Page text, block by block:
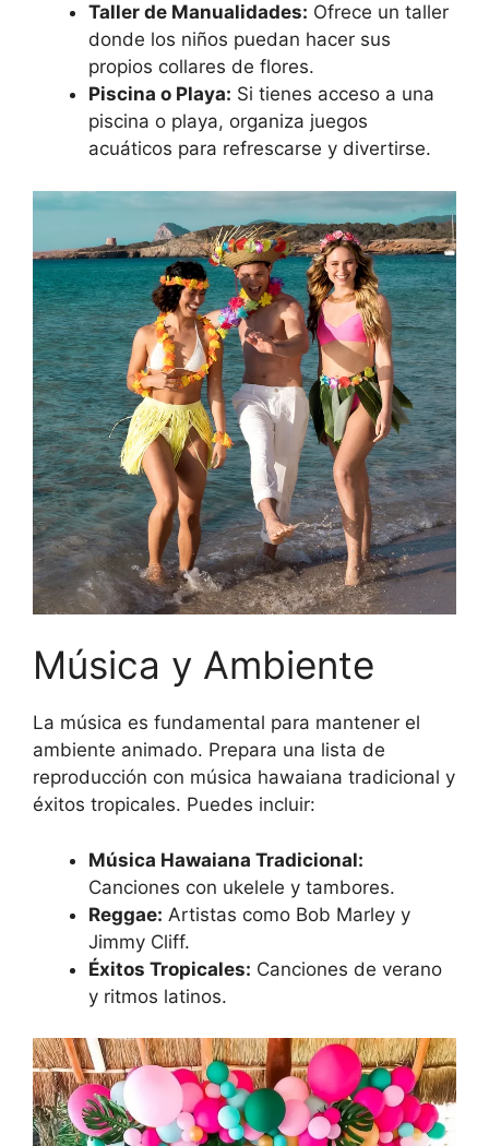
Taller de Manualidades: Ofrece un taller
donde los niños puedan hacer sus
propios collares de flores.
Piscina o Playa: Si tienes acceso a una
piscina o playa, organiza juegos
acuáticos para refrescarse y divertirse.
Música y Ambiente
La música es fundamental para mantener el
ambiente animado. Prepara una lista de
reproducción con música hawaiana tradicional y
éxitos tropicales. Puedes incluir:
Música Hawaiana Tradicional:
Canciones con ukelele y tambores.
Reggae: Artistas como Bob Marley y
Jimmy Cliff.
Éxitos Tropicales: Canciones de verano
y ritmos latinos.